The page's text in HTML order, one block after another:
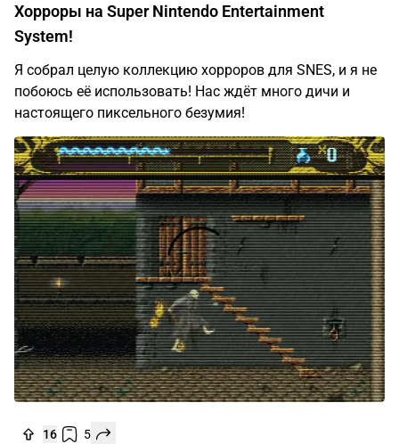
Хорроры на Super Nintendo Entertainment
System!
Я собрал целую коллекцию хорроров для SNES, и я не
побоюсь её использовать! Нас ждёт много дичи и
настоящего пиксельного безумия!
16 5